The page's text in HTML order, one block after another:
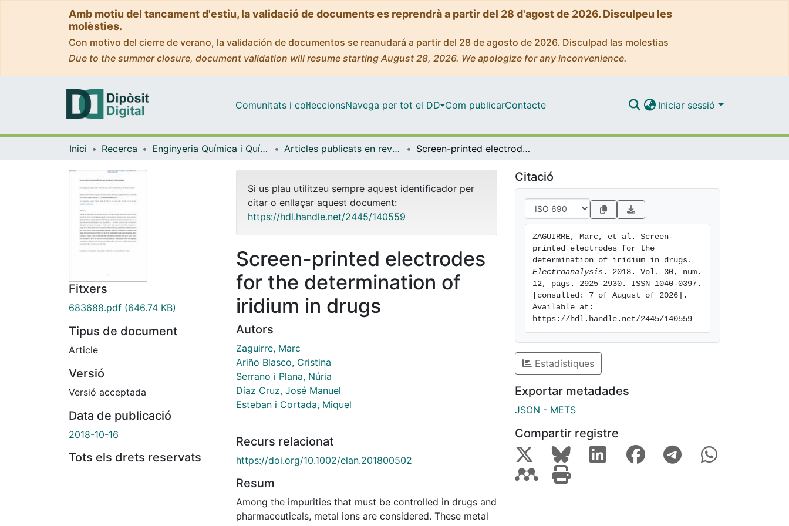
Amb motiu del tancament d'estiu, la validació de documents es reprendrà a partir del 28 d'agost de 2026. Disculpeu les
molèsties.
Con motivo del cierre de verano, la validación de documentos se reanudará a partir del 28 de agosto de 2026. Disculpad las molestias
Due to the summer closure, document validation will resume starting August 28, 2026. We apologize for any inconvenience.
Comunitats i col·leccionsNavega per tot el DD Com publicarContacte Iniciar sessió
Inici Recerca Enginyeria Química i Química Analítica Articles publicats en revistes (Enginyeria Química i Química Analítica) Screen-printed electrodes for the determination of iridium in drugs
Fitxers
683688.pdf (646.74 KB)
Tipus de document
Article
Versió
Versió acceptada
Data de publicació
2018-10-16
Tots els drets reservats
Si us plau utilitzeu sempre aquest identificador per
citar o enllaçar aquest document:
https://hdl.handle.net/2445/140559
Screen-printed electrodes
for the determination of
iridium in drugs
Autors
Zaguirre, Marc
Ariño Blasco, Cristina
Serrano i Plana, Núria
Díaz Cruz, José Manuel
Esteban i Cortada, Miquel
Recurs relacionat
https://doi.org/10.1002/elan.201800502
Resum
Among the impurities that must be controlled in drugs and
pharmaceuticals, metal ions are considered. These metal
Citació
ZAGUIRRE, Marc, et al. Screen-
printed electrodes for the
Electroanalysis . 2018. Vol. 30, num.
12, pags. 2925-2930. ISSN 1040-0397.
[consulted: 7 of August of 2026].
Available at:
https://hdl.handle.net/2445/140559
Estadístiques
Exportar metadades
JSON - METS
Compartir registre